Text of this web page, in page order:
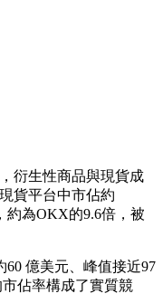
衍生性商品與現貨成
貨平台中市佔約
約為OKX的9.6倍，被
億美元、峰值接近97
佔率構成了實質競